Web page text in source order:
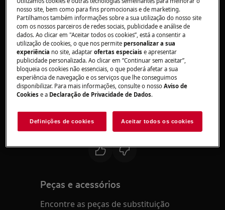
Resolução
1. Contacte um Centro de Assistência Técnica
Autorizado
A mensagem de erro F1 ou F2 no visor indica
um problema com o termóstato.
Recomendamos que solicite a visita de um
técnico de assistência técnica.
Este artigo foi útil?
Peças e acessórios
Encontre as peças de substituição
nosso site, bem como para fins promocionais e de marketing.
Partilhamos também informações sobre a sua utilização do nosso site
com os nossos parceiros de redes sociais, publicidade e análise de
dados. Ao clicar em "Aceitar todos os cookies”, está a consentir a
utilização de cookies, o que nos permitepersonalizar a sua
experiência no site, adaptarofertas especiaise apresentar
publicidade personalizada. Ao clicar em “Continuar sem aceitar”,
bloqueia os cookies não essenciais, o que poderá afetar a sua
experiência de navegação e os serviços que lhe conseguimos
disponibilizar. Para mais informações, consulte o nossoAviso de
Cookies e a Declaração de Privacidade de Dados.
Definições de cookies Aceitar todos os cookies